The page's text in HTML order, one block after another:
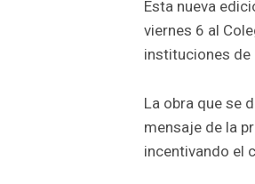
Esta nueva
viernes 6 al
instituciones de
La obra que se
mensaje de la
incentivando el